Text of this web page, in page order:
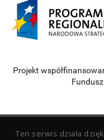
Projekt
Ten serwis działa